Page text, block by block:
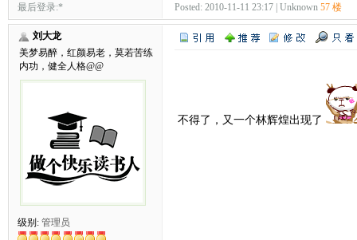
最后登录:*
Posted: 2010-11-11 23:17 | Unknown 57 楼
刘大龙
美梦易醉，红颜易老，莫若苦练
内功，健全人格@@
级别: 管理员
不得了，又一个林辉煌出现了